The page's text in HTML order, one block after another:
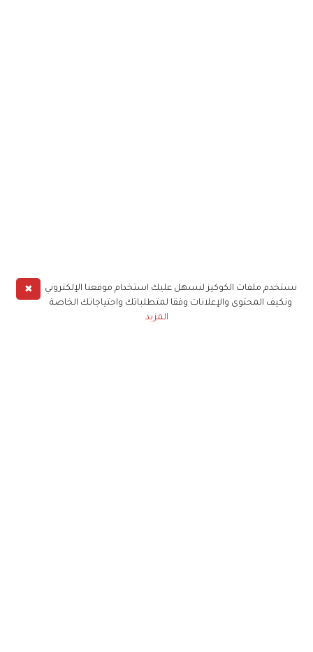
✖
نستخدم ملفات الكوكيز لنسهل عليك استخدام موقعنا الإلكتروني
ونكيف المحتوى والإعلانات وفقا لمتطلباتك واحتياجاتك الخاصة
المزيد